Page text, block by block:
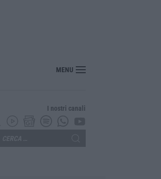
lo stilista Anton Giulio Grande
MENU
I nostri canali